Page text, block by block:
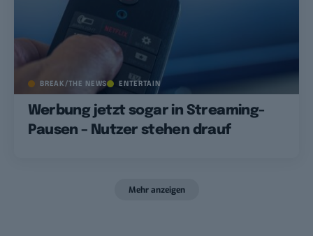
BREAK/THE NEWS ENTERTAIN
Werbung jetzt sogar in Streaming-
Pausen – Nutzer stehen drauf
Mehr anzeigen